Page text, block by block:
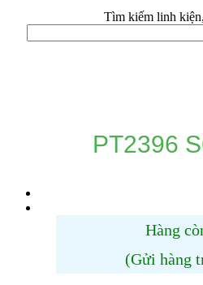
Tìm kiếm linh
PT2396
Hàng
(Gửi hàng